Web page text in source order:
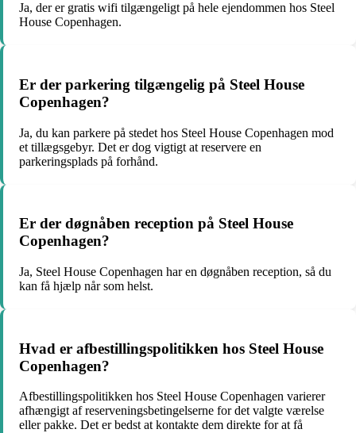
Ja, der er gratis wifi tilgængeligt på hele ejendommen hos Steel
House Copenhagen.
Er der parkering tilgængelig på Steel House
Copenhagen?
Ja, du kan parkere på stedet hos Steel House Copenhagen mod
et tillægsgebyr. Det er dog vigtigt at reservere en
parkeringsplads på forhånd.
Er der døgnåben reception på Steel House
Copenhagen?
Ja, Steel House Copenhagen har en døgnåben reception, så du
kan få hjælp når som helst.
Hvad er afbestillingspolitikken hos Steel House
Copenhagen?
Afbestillingspolitikken hos Steel House Copenhagen varierer
afhængigt af reserveningsbetingelserne for det valgte værelse
eller pakke. Det er bedst at kontakte dem direkte for at få